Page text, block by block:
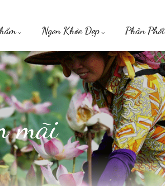
Ngon Khỏe Đẹp Phân Phối
mãi